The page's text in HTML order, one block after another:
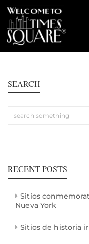
SEARCH
RECENT POSTS
Sitios
Nueva York
Sitios de historia